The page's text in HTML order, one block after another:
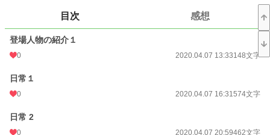
2020.04.07 13:33
初回完結日時 2020.05.21 15:32
月間ポイント
目次 感想
登場人物の紹介１
0 2020.04.07 13:33148文字
日常１
0 2020.04.07 16:31574文字
日常 2
0 2020.04.07 20:59462文字